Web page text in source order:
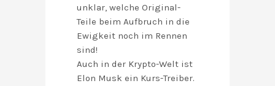
unklar, welche Original-
Teile beim Aufbruch in die
Ewigkeit noch im Rennen
sind!
Auch in der Krypto-Welt ist
Elon Musk ein Kurs-Treiber.